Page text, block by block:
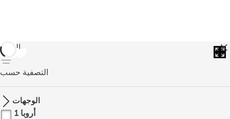
العودة
التصفية حسب
الوجهات
أروبا 1